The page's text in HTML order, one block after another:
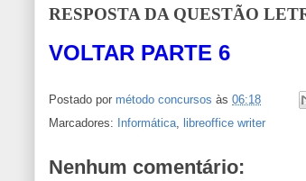
RESPOSTA DA QUESTÃO
VOLTAR PARTE 6
Postado por método concursos às 06:18
Marcadores:
Informática, libreoffice writer
Nenhum comentário: